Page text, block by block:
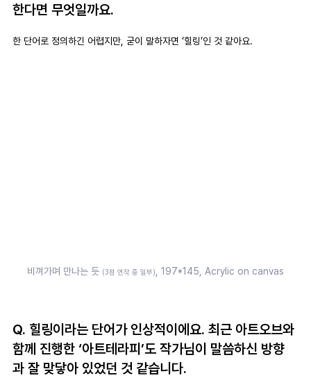
한다면 무엇일까요.
한 단어로 정의하긴 어렵지만, 굳이 말하자면 ‘힐링’인 것 같아요.
비껴가며 만나는 듯 (3점 연작 중 일부), 197*145, Acrylic on canvas
Q. 힐링이라는 단어가 인상적이에요. 최근 아트오브와
함께 진행한 ‘아트테라피’도 작가님이 말씀하신 방향
과 잘 맞닿아 있었던 것 같습니다.